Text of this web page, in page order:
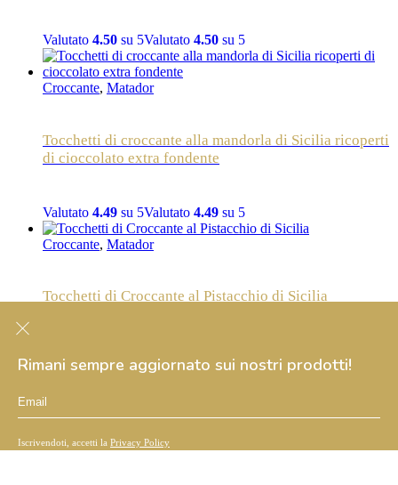
Valutato 4.50 su 5Valutato 4.50 su 5
Croccante, Matador
Tocchetti di croccante alla mandorla di Sicilia ricoperti
di cioccolato extra fondente
Valutato 4.49 su 5Valutato 4.49 su 5
Croccante, Matador
Tocchetti di Croccante al Pistacchio di Sicilia
Rimani sempre aggiornato sui nostri prodotti!
Iscrivendoti, accetti la Privacy Policy
Termini e condizioni
02528490838 | Powered by